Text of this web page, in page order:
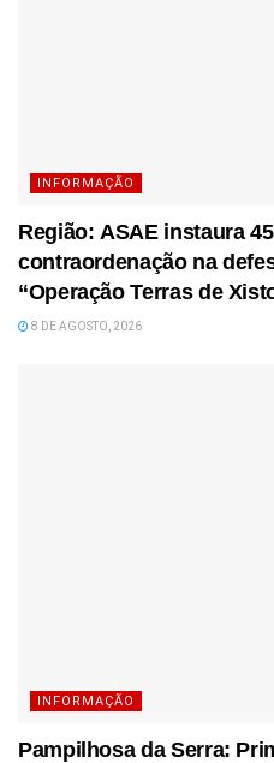
INFORMAÇÃO
Região: ASAE instaura
contraordenação na
“Operação Terras de
8 DE AGOSTO, 2026
INFORMAÇÃO
Pampilhosa da Serra: